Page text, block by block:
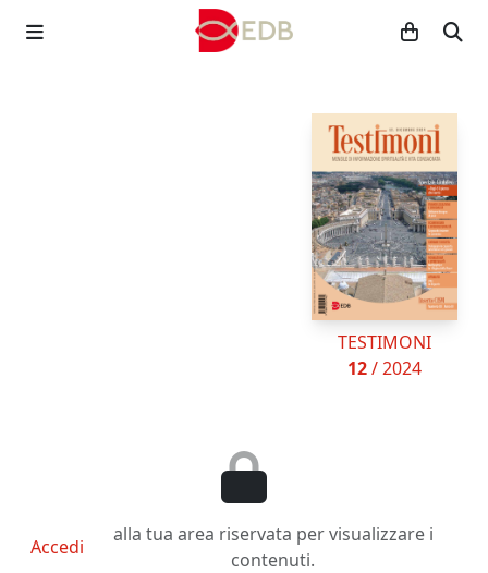
TESTIMONI
12/ 2024
Accedi
alla tua area riservata per visualizzare i
contenuti.